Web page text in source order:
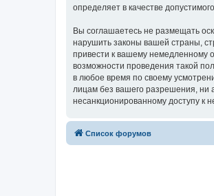
определяет в качестве
Вы соглашаетесь не размещать
нарушить законы вашей страны,
привести к вашему немедленному
возможности проведения такой
в любое время по своему
лицам без вашего разрешения, ни
несанкционированному доступу к
Список форумов